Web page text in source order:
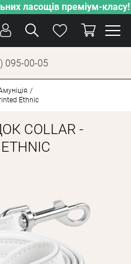
ласощів преміум-класу!
095-00-05
КОТІВ
Ethnic
COLLAR -